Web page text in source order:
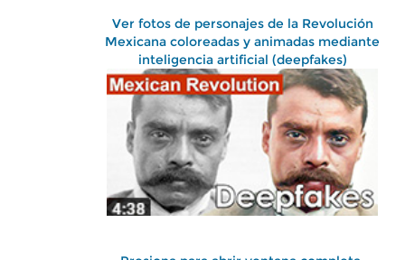
Ver fotos de personajes de la Revolución
Mexicana coloreadas y animadas mediante
inteligencia artificial (deepfakes)